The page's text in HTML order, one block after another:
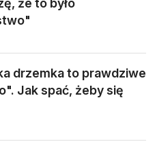
drzemka to prawdziwe
Jak spać, żeby się